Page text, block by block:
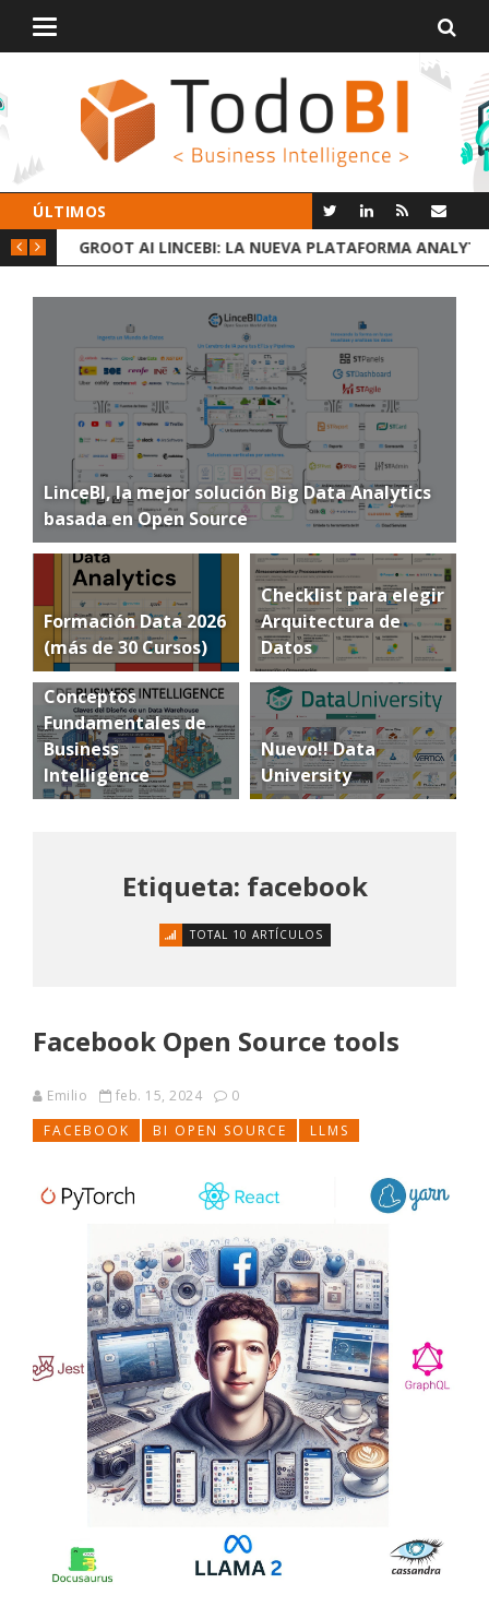
Alternar
ÚLTIMOS
GROOT AI LINCEBI: LA NUEVA PLATAFORMA
LinceBI, la mejor solución Big Data Analytics
basada en Open Source
Formación Data 2026
(más de 30 Cursos)
Checklist para elegir
Arquitectura de
Datos
Conceptos
Fundamentales de
Business
Intelligence
Nuevo!! Data
University
Etiqueta: facebook
TOTAL 10 ARTÍCULOS
Facebook Open Source tools
Emilio feb. 15, 2024
0
FACEBOOK
BI OPEN SOURCE LLMS